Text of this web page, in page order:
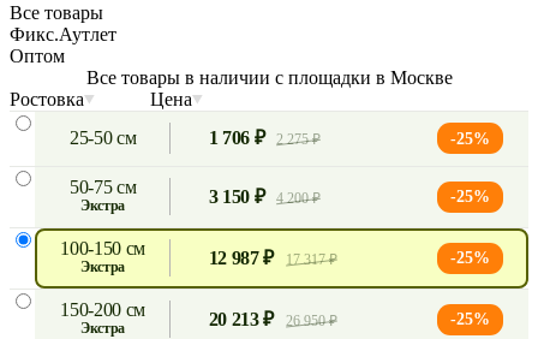
Все товары
Фикс.Аутлет
Оптом
Все товары в наличии с площадки в Москве
Ростовка
Цена
25-50 см
1 706 ₽ 2 275 ₽ -25%
50-75 см
экстра 3 150 ₽ 4 200 ₽ -25%
100-150 см
экстра 12 987 ₽ 17 317 ₽ -25%
150-200 см
экстра 20 213 ₽ 26 950 ₽ -25%